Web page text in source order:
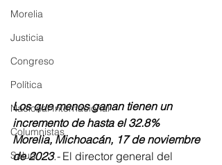
Morelia
Justicia
Congreso
Política
Nacional Internacional
Columnistas
Salud
Los que menos ganan tienen un
incremento de hasta el 32.8%
Morelia, Michoacán, 17 de noviembre
de 2023.- El director general del